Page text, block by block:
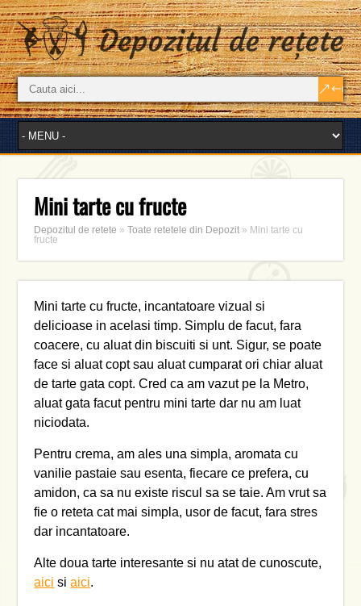
Mini tarte cu fructe
Depozitul de retete »Toate retetele din Depozit » Mini tarte cu
fructe
Mini tarte cu fructe, incantatoare vizual si
delicioase in acelasi timp. Simplu de facut, fara
coacere, cu aluat din biscuiti si unt. Sigur, se poate
face si aluat copt sau aluat cumparat ori chiar aluat
de tarte gata copt. Cred ca am vazut pe la Metro,
aluat gata facut pentru mini tarte dar nu am luat
niciodata.
Pentru crema, am ales una simpla, aromata cu
vanilie pastaie sau esenta, fiecare ce prefera, cu
amidon, ca sa nu existe riscul sa se taie. Am vrut sa
fie o reteta cat mai simpla, usor de facut, fara stres
dar incantatoare.
Alte doua tarte interesante si nu atat de cunoscute,
aici siaici.